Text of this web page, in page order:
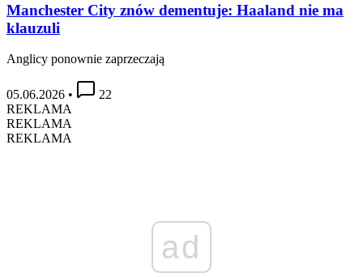
Manchester City znów dementuje: Haaland nie ma
klauzuli
Anglicy ponownie zaprzeczają
05.06.2026 •
22
REKLAMA
REKLAMA
REKLAMA
ad